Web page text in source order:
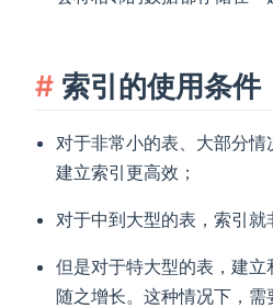
索引的使用条件
对于非常小的表、大部分
建立索引更高效；
对于中到大型的表，索引就
但是对于特大型的表，建
随之增长。这种情况下，